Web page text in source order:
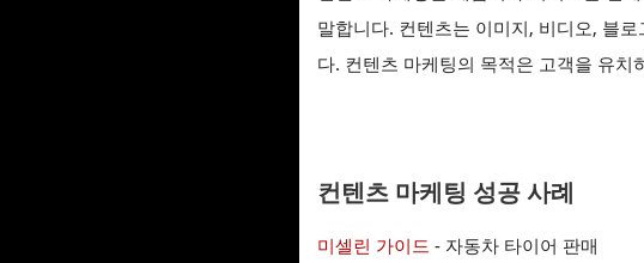
말합니다. 컨텐츠는 이미지, 비디오, 블
다. 컨텐츠 마케팅의 목적은 고객을 유
컨텐츠 마케팅 성공 사례
미셀린 가이드 - 자동차 타이어 판매